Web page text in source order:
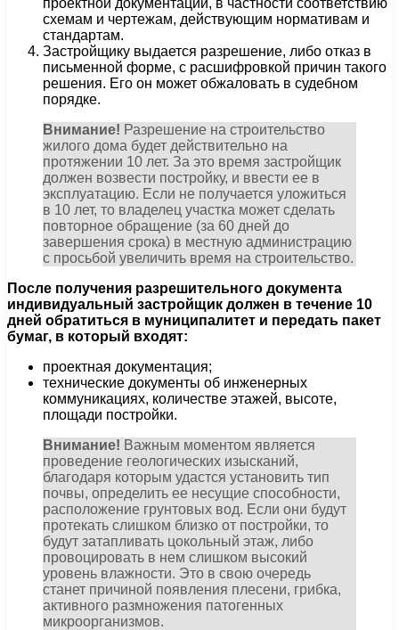
схемам и чертежам, действующим нормативам и
стандартам.
Застройщику выдается разрешение, либо отказ в
письменной форме, с расшифровкой причин такого
решения. Его он может обжаловать в судебном
порядке.
Внимание! Разрешение на строительство
жилого дома будет действительно на
протяжении 10 лет. За это время застройщик
должен возвести постройку, и ввести ее в
эксплуатацию. Если не получается уложиться
в 10 лет, то владелец участка может сделать
повторное обращение (за 60 дней до
завершения срока) в местную администрацию
с просьбой увеличить время на строительство.
После получения разрешительного документа
индивидуальный застройщик должен в течение 10
дней обратиться в муниципалитет и передать пакет
бумаг, в который входят:
проектная документация;
технические документы об инженерных
коммуникациях, количестве этажей, высоте,
площади постройки.
Внимание! Важным моментом является
проведение геологических изысканий,
благодаря которым удастся установить тип
почвы, определить ее несущие способности,
расположение грунтовых вод. Если они будут
протекать слишком близко от постройки, то
будут затапливать цокольный этаж, либо
провоцировать в нем слишком высокий
уровень влажности. Это в свою очередь
станет причиной появления плесени, грибка,
активного размножения патогенных
микроорганизмов.